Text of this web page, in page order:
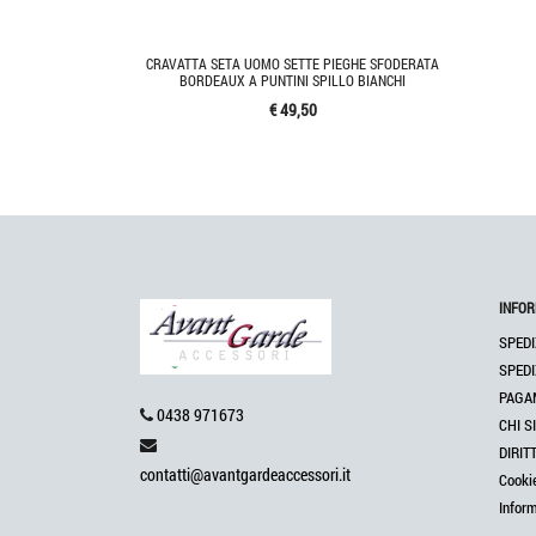
CRAVATTA SETA UOMO SETTE PIEGHE SFODERATA
BORDEAUX A PUNTINI SPILLO BIANCHI
€ 49,50
0438 971673
contatti@avantgardeaccessori.it
CHI